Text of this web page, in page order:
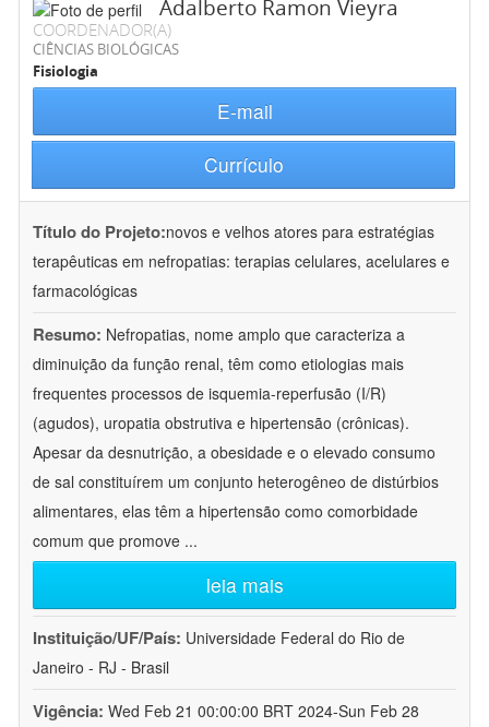
Adalberto Ramon Vieyra
COORDENADOR(A)
CIÊNCIAS BIOLÓGICAS
Fisiologia
E-mail
Currículo
Título do Projeto:novos e velhos atores para estratégias
terapêuticas em nefropatias: terapias celulares, acelulares e
farmacológicas
Resumo: Nefropatias, nome amplo que caracteriza a
diminuição da função renal, têm como etiologias mais
frequentes processos de isquemia-reperfusão (I/R)
(agudos), uropatia obstrutiva e hipertensão (crônicas).
Apesar da desnutrição, a obesidade e o elevado consumo
de sal constituírem um conjunto heterogêneo de distúrbios
alimentares, elas têm a hipertensão como comorbidade
comum que promove ...
leia mais
Instituição/UF/País: Universidade Federal do Rio de
Janeiro - RJ - Brasil
Vigência: Wed Feb 21 00:00:00 BRT 2024-Sun Feb 28